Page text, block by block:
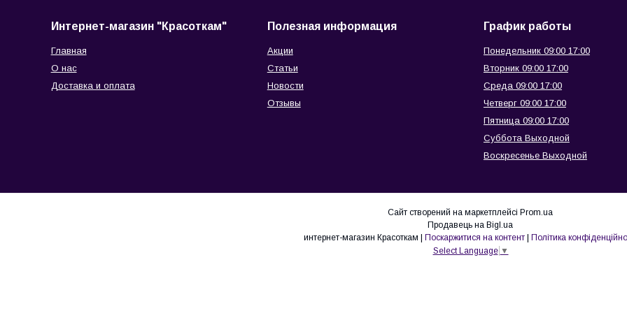
Интернет-магазин "Красоткам"
Главная
О нас
Доставка и оплата
Полезная информация
Акции
Статьи
Новости
Отзывы
График работы
Понедельник 09:00 17:00
Вторник 09:00 17:00
Среда 09:00 17:00
Четверг 09:00 17:00
Пятница 09:00 17:00
Суббота Выходной
Воскресенье Выходной
Сайт створений на маркетплейсі Prom.ua
Продавець на Bigl.ua
интернет-магазин Красоткам | Поскаржитися на контент | Політика
Select Language ▼